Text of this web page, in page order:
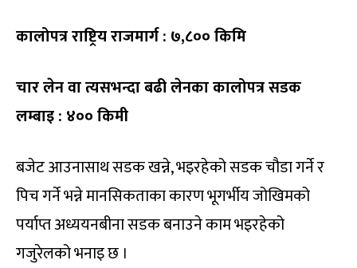
कालोपत्र राष्ट्रिय राजमार्ग : ७,८०० किमि
चार लेन वा त्यसभन्दा बढी लेनका कालोपत्र सडक
लम्बाइ : ४०० किमी
बजेट आउनासाथ सडक खन्ने, भइरहेको सडक चौडा गर्ने र
पिच गर्ने भन्ने मानसिकताका कारण भूगर्भीय जोखिमको
पर्याप्त अध्ययनबीना सडक बनाउने काम भइरहेको
गजुरेलको भनाइ छ ।